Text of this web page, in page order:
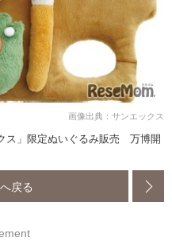
画像出典：サンエックス
ス」限定ぬいぐるみ販売 万博開
戻る